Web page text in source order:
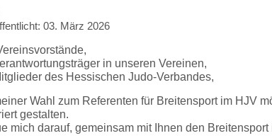
03. März 2026
in unseren Vereinen,
des Hessischen Judo-Verbandes,
Wahl zum Referenten für Breitensport im HJV
gestalten.
mich darauf, gemeinsam mit Ihnen den